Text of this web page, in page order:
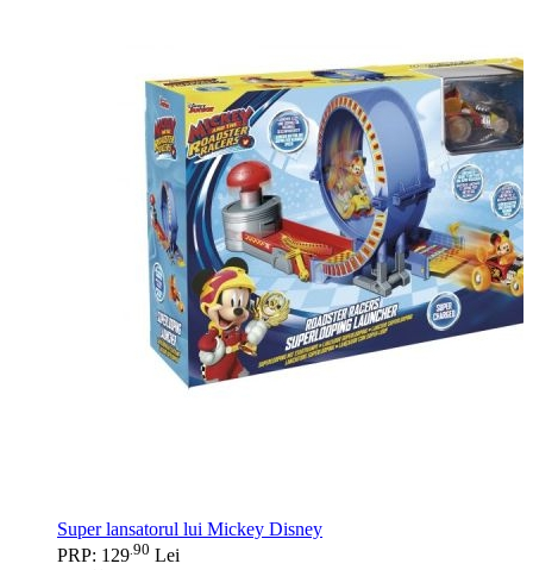
Super lansatorul lui Mickey Disney
PRP: 129 90 Lei